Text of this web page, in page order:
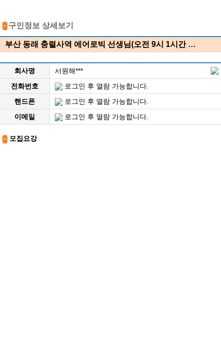
구인정보 상세보기
부산 동래 충렬사역 에어로빅 선생님(오전 9시 1시간 …
회사명
서원해***
전화번호
로그인 후 열람 가능합니다.
핸드폰
로그인 후 열람 가능합니다.
이메일
로그인 후 열람 가능합니다.
모집요강